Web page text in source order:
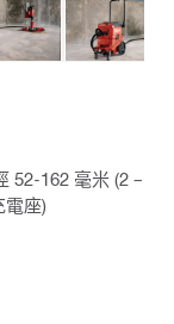
52-162 毫米 (2 –
電座)